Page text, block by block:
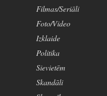
Filmas/Seriāli
Foto/Video
Izklaide
Politika
Sievietēm
Skandāli